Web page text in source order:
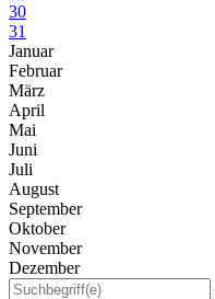
30
31
Januar
Februar
März
April
Mai
Juni
Juli
August
September
Oktober
November
Dezember